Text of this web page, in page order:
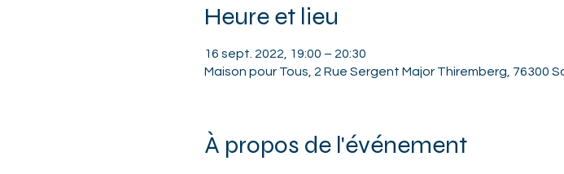
Heure et lieu
16 sept. 2022, 19:00 – 20:30
Maison pour Tous, 2 Rue Sergent Major Thiremberg, 76300
À propos de l'événement